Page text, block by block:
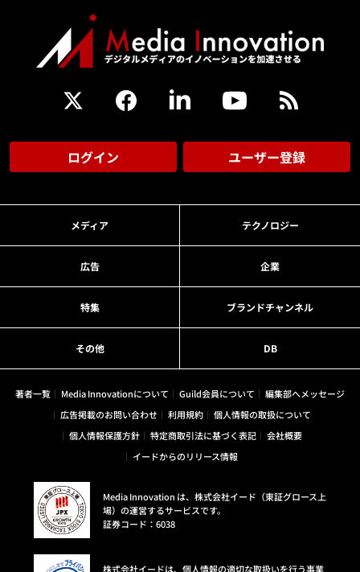
ログイン ユーザー登録
メディア テクノロジー
広告 企業
特集 ブランドチャンネル
その他 DB
著者一覧 Media Innovationについて Guild会員について
編集部へメッセージ
広告掲載のお問い合わせ
利用規約
個人情報の取扱について
個人情報保護方針
特定商取引法に基づく表記
会社概要
イードからのリリース情報
Media Innovation は、株式会社イード（東証グロース上
場）の運営するサービスです。
証券コード：6038
株式会社イードは、個人情報の適切な取扱いを行う事業